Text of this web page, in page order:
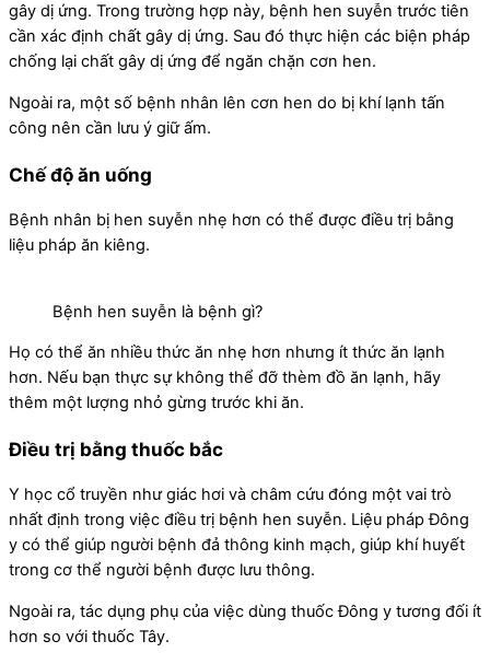
gây dị ứng. Trong trường hợp này, bệnh hen suyễn trước tiên
cần xác định chất gây dị ứng. Sau đó thực hiện các biện pháp
chống lại chất gây dị ứng để ngăn chặn cơn hen.
Ngoài ra, một số bệnh nhân lên cơn hen do bị khí lạnh tấn
công nên cần lưu ý giữ ấm.
Chế độ ăn uống
Bệnh nhân bị hen suyễn nhẹ hơn có thể được điều trị bằng
liệu pháp ăn kiêng.
Bệnh hen suyễn là bệnh gì?
Họ có thể ăn nhiều thức ăn nhẹ hơn nhưng ít thức ăn lạnh
hơn. Nếu bạn thực sự không thể đỡ thèm đồ ăn lạnh, hãy
thêm một lượng nhỏ gừng trước khi ăn.
Điều trị bằng thuốc bắc
Y học cổ truyền như giác hơi và châm cứu đóng một vai trò
nhất định trong việc điều trị bệnh hen suyễn. Liệu pháp Đông
y có thể giúp người bệnh đả thông kinh mạch, giúp khí huyết
trong cơ thể người bệnh được lưu thông.
Ngoài ra, tác dụng phụ của việc dùng thuốc Đông y tương đối ít
hơn so với thuốc Tây.